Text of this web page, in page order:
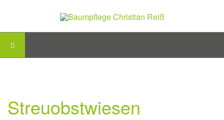
Streuobstwiesen